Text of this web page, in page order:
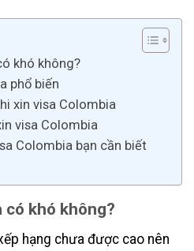
khó không?
phổ biến
xin visa Colombia
visa Colombia
Colombia bạn cần biết
có khó không?
hạng chưa được cao nên